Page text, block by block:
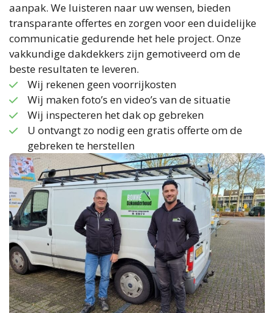
aanpak. We luisteren naar uw wensen, bieden
transparante offertes en zorgen voor een duidelijke
communicatie gedurende het hele project. Onze
vakkundige dakdekkers zijn gemotiveerd om de
beste resultaten te leveren.
Wij rekenen geen voorrijkosten
Wij maken foto’s en video’s van de situatie
Wij inspecteren het dak op gebreken
U ontvangt zo nodig een gratis offerte om de
gebreken te herstellen